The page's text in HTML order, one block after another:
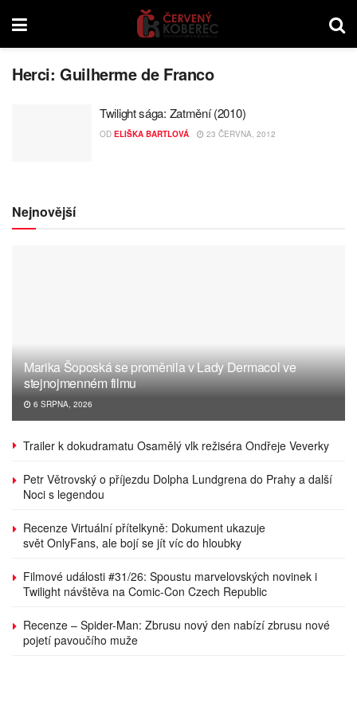
Herci:Guilherme de Franco
Twilight sága: Zatmění (2010)
OD ELIŠKA BARTLOVÁ 23 ČERVNA, 2012
Nejnovější
Marika Šoposká se proměnila v Lady Dermacol ve
stejnojmenném filmu
6 SRPNA, 2026
Trailer k dokudramatu Osamělý vlk režiséra Ondřeje Veverky
Petr Větrovský o příjezdu Dolpha Lundgrena do Prahy a další
Noci s legendou
Recenze Virtuální přítelkyně: Dokument ukazuje
svět OnlyFans, ale bojí se jít víc do hloubky
Filmové události #31/26: Spoustu marvelovských novinek i
Twilight návštěva na Comic-Con Czech Republic
Recenze – Spider-Man: Zbrusu nový den nabízí zbrusu nové
pojetí pavoučího muže